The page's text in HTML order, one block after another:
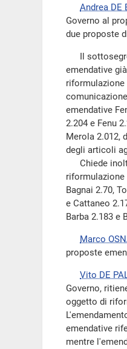
Andrea DE
Governo al
due proposte
Il
emendative
emendative
2.204 e Fenu
Merola 2.012,
degli articoli
Chiede
riformulazione
Bagnai 2.70,
e Cattaneo
Barba 2.183 e
Marco
proposte
Vito DE
Governo,
oggetto di
emendative
mentre